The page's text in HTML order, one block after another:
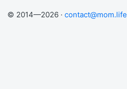
© 2014—2026 · contact@mom.life